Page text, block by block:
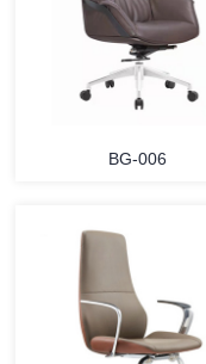
BG-006